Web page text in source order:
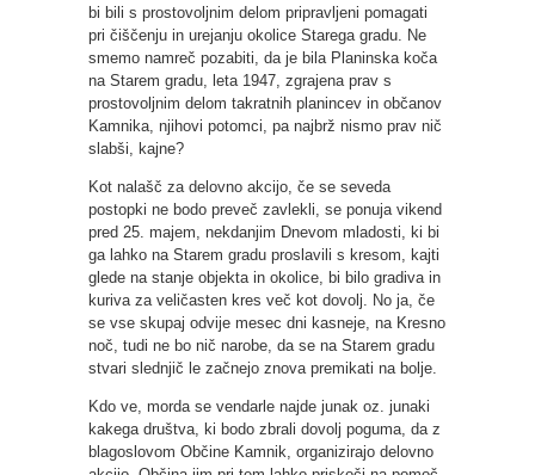
bi bili s prostovoljnim delom pripravljeni pomagati
pri čiščenju in urejanju okolice Starega gradu. Ne
smemo namreč pozabiti, da je bila Planinska koča
na Starem gradu, leta 1947, zgrajena prav s
prostovoljnim delom takratnih planincev in občanov
Kamnika, njihovi potomci, pa najbrž nismo prav nič
slabši, kajne?
Kot nalašč za delovno akcijo, če se seveda
postopki ne bodo preveč zavlekli, se ponuja vikend
pred 25. majem, nekdanjim Dnevom mladosti, ki bi
ga lahko na Starem gradu proslavili s kresom, kajti
glede na stanje objekta in okolice, bi bilo gradiva in
kuriva za veličasten kres več kot dovolj. No ja, če
se vse skupaj odvije mesec dni kasneje, na Kresno
noč, tudi ne bo nič narobe, da se na Starem gradu
stvari slednjič le začnejo znova premikati na bolje.
Kdo ve, morda se vendarle najde junak oz. junaki
kakega društva, ki bodo zbrali dovolj poguma, da z
blagoslovom Občine Kamnik, organizirajo delovno